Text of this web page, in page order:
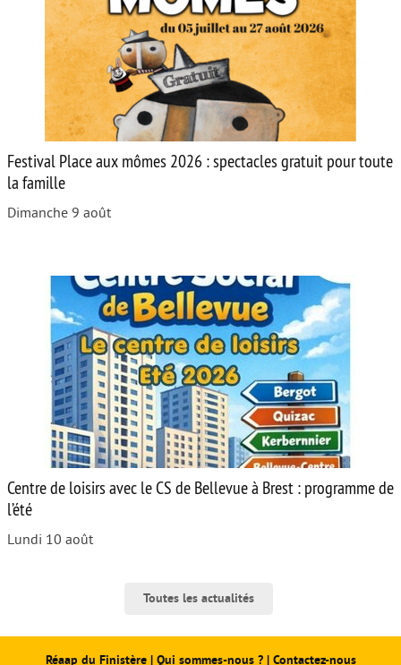
Festival Place aux mômes 2026 : spectacles gratuit pour toute
la famille
Dimanche 9 août
Centre de loisirs avec le CS de Bellevue à Brest : programme de
l’été
Lundi 10 août
Toutes les actualités
Réaap du Finistère| Qui sommes-nous ? | Contactez-nous